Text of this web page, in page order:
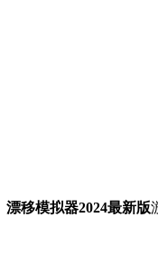
漂移模拟器2024最新版